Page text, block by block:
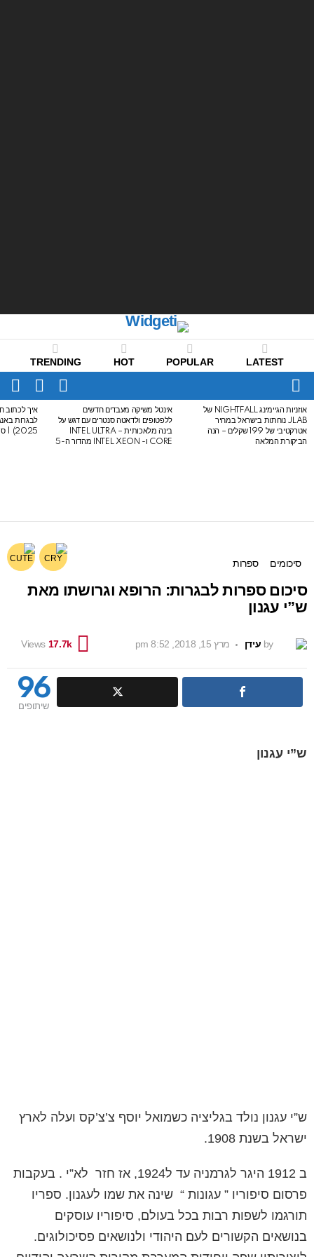
LATEST
POPULAR
HOT
TRENDING
Menu
SWITCH
SKIN
LATEST
STORIES
אוזניות הגיימינג NIGHTFALL של
JLAB נוחתות בישראל במחיר
אטרקטיבי של 199 שקלים – הנה
הביקורת המלאה
אינטל משיקה מעבדים חדשים
ללפטופים ולדאטה סנטרים עם דגש על
בינה מלאכותית – INTEL ULTRA
CORE ו- INTEL XEON מהדור ה-5
איך לכתוב
2025) | סיכום לבגרות באנגלית
סיכומים ספרות
סיכום ספרות לבגרות: הרופא וגרושתו מאת
ש”י עגנון
by עידן מרץ 15, 2018, 8:52 pm 17.7k
Views
96
שיתופים
ש”י עגנון
ש”י עגנון נולד בגליציה כשמואל יוסף צ’צ’קס ועלה לארץ
ישראל בשנת 1908.
ב 1912 היגר לגרמניה עד ל1924, אז חזר
לא”י . בעקבות
פרסום סיפוריו ” עגונות “ שינה את שמו לעגנון. ספריו
תורגמו לשפות רבות בכל בעולם, סיפוריו עוסקים
בנושאים הקשורים לעם היהודי ולנושאים פסיכולוגים.